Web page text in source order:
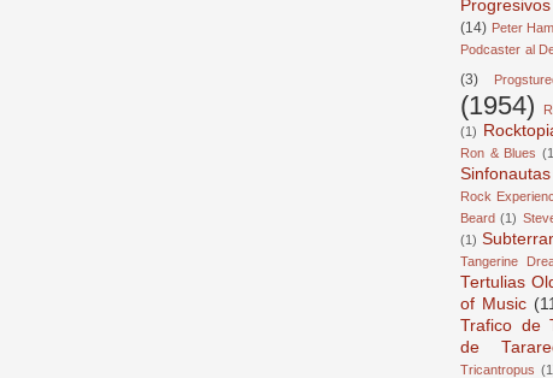
Progresivos
(14) Peter
Podcaster al
(3)
(1954)
(1)
Ron & Blues
Sinfonautas
Rock
Beard (1)
(1)
Tangerine
Tertulias
of Music
Trafico de
de
Tricantropus